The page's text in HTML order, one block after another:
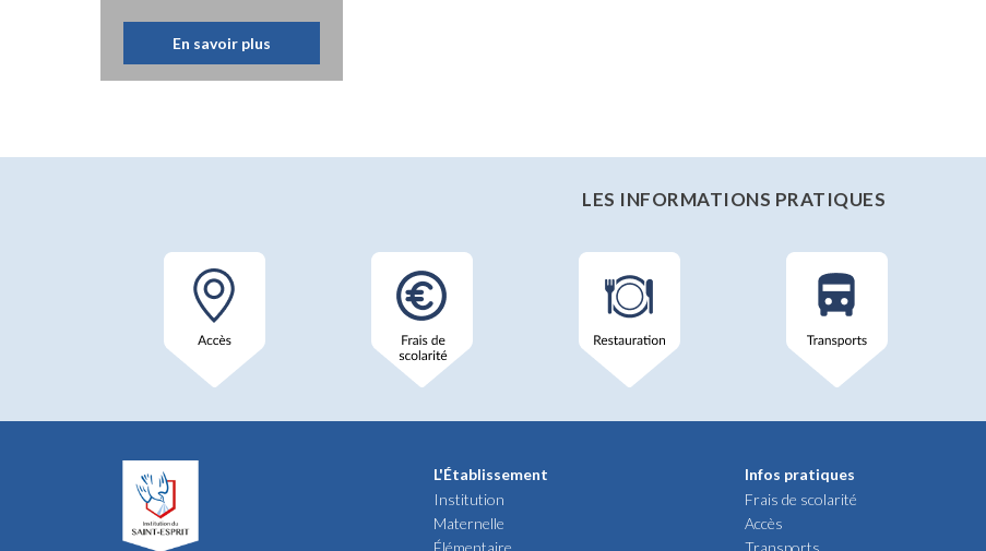
En savoir plus
LES INFORMATIONS PRATIQUES
L'Établissement
Institution
Maternelle
Élémentaire
Infos pratiques
Frais de scolarité
Accès
Transports